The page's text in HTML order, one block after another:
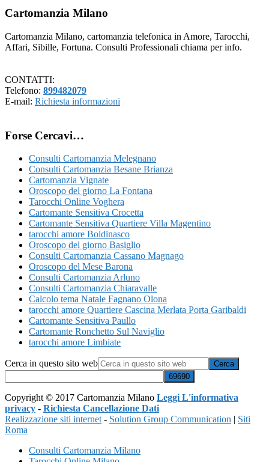
Cartomanzia Milano
Cartomanzia Milano, cartomanzia telefonica in Amore, Tarocchi,
Affari, Sibille, Fortuna. Consulti Professionali chiama per info.
CONTATTI:
Telefono: 899482079
E-mail: Richiesta informazioni
Forse Cercavi…
Consulti Cartomanzia Melegnano
Consulti Cartomanzia Besane Brianza
Cartomanzia Vignate
Oroscopo del giorno La Fontana
Tarocchi Online Voghera
Cartomante Sensitiva Crocetta
Cartomante Sensitiva Quartiere Villa Magentino
tarocchi amore Boldinasco
Oroscopo del giorno Basiglio
Consulti Cartomanzia Cassano Magnago
Oroscopo del Mese Barona
Consulti Cartomanzia Arluno
Consulti Cartomanzia Chiaravalle
Calcolo tema Natale Fagnano Olona
tarocchi amore Quartiere Cascina Merlata Porta Garibaldi
Cartomante Sensitiva Paullo
Cartomante Ronchetto Sul Naviglio
tarocchi amore Limbiate
Cerca in questo sito web
Copyright © 2017 Cartomanzia Milano Leggi L'informativa
privacy - Richiesta Cancellazione Dati
Realizzazione siti internet- Solution Group Communication | Siti
Roma
Consulti Cartomanzia Milano